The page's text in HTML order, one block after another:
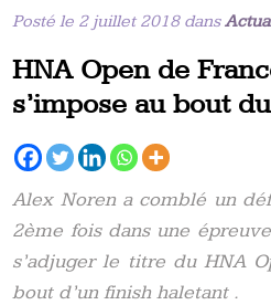
Posté le 2 juillet 2018 dans
HNA Open de
s’impose au bout
Alex Noren a comblé un
2ème fois dans une
s’adjuger le titre du HNA
bout d’un finish haletant .